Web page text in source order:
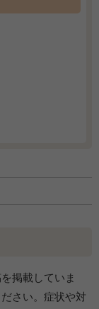
掲載していま
さい。症状や対